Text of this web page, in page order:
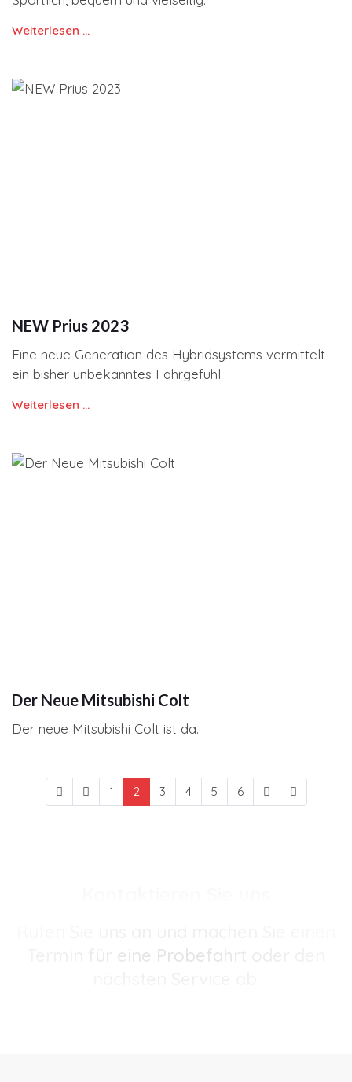
Weiterlesen …
NEW Prius 2023
Eine neue Generation des Hybridsystems vermittelt
ein bisher unbekanntes Fahrgefühl.
Weiterlesen …
Der Neue Mitsubishi Colt
Der neue Mitsubishi Colt ist da.
1 2 3 4 5 6
Termin für eine Probefahrt oder den